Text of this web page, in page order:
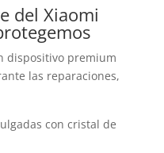
del Xiaomi
dispositivo premium
las reparaciones,
con cristal de